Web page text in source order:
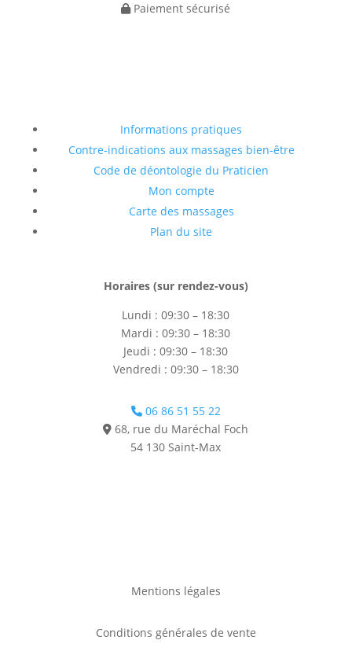
Paiement sécurisé
Informations pratiques
Contre-indications aux massages bien-être
Code de déontologie du Praticien
Mon compte
Carte des massages
Plan du site
Horaires (sur rendez-vous)
Lundi : 09:30 – 18:30
Mardi : 09:30 – 18:30
Jeudi : 09:30 – 18:30
Vendredi : 09:30 – 18:30
06 86 51 55 22
68, rue du Maréchal Foch
54 130 Saint-Max
Mentions légales
Conditions générales de vente